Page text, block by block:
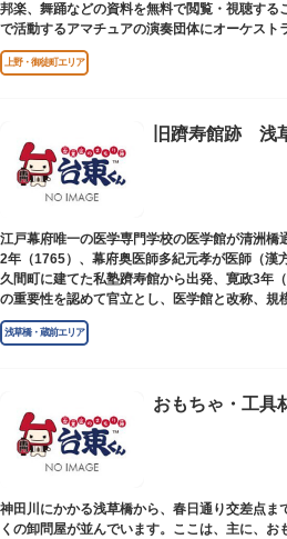
邦楽、舞踊などの資料を無料で閲覧・視聴する
で活動するアマチュアの演奏団体にオーケスト
外貸出も行っています。
上野・御徒町エリア
旧躋寿館跡 浅
江戸幕府唯一の医学専門学校の医学館が清洲橋
2年（1765）、幕府奥医師多紀元孝が医師（漢
久間町に建てた私塾躋寿館から出発、寛政3年
の重要性を認めて官立とし、医学館と改称、規
（1806）、大火に遭い焼失しましたが、同年に
されました。
弟育成をはかるなど、江戸時代後期から明治
献しました。
※現在、この場所に「旧躋寿館跡 浅草医学館
等は設置されておりません。
浅草橋・蔵前エリア
おもちゃ・工具
神田川にかかる浅草橋から、春日通り交差点ま
くの卸問屋が並んでいます。ここは、主に、お